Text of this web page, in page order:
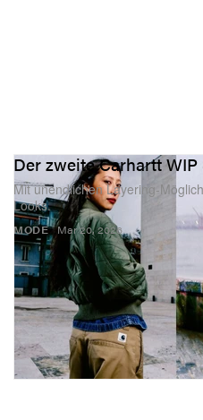
MODE
Der zweite Carhartt
Mit unendlichen Layering-
Looks.
Mar 20, 2026